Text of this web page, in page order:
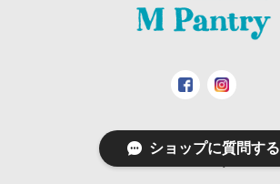
ショップに質問する